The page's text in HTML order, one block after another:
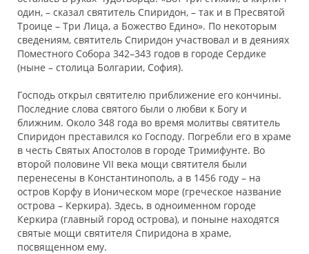
один, – сказал святитель Спиридон, – так и в Пресвятой
Троице – Три Лица, а Божество Едино». По некоторым
сведениям, святитель Спиридон участвовал и в деяниях
Поместного Собора 342–343 годов в городе Сердике
(ныне – столица Болгарии, София).
Господь открыл святителю приближение его кончины.
Последние слова святого были о любви к Богу и
ближним. Около 348 года во время молитвы святитель
Спиридон преставился ко Господу. Погребли его в храме
в честь Святых Апостолов в городе Тримифунте. Во
второй половине VII века мощи святителя были
перенесены в Константинополь, а в 1456 году – на
остров Корфу в Ионическом море (греческое название
острова – Керкира). Здесь, в одноименном городе
Керкира (главный город острова), и поныне находятся
святые мощи святителя Спиридона в храме,
посвященном ему.